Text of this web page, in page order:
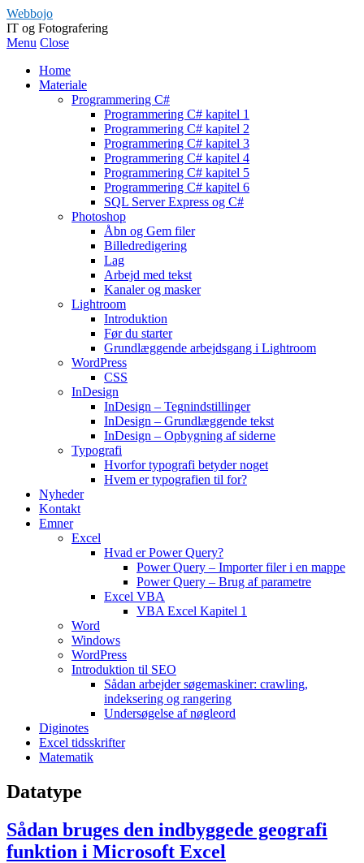
Webbojo
IT og Fotografering
Menu Close
Home
Materiale
Programmering C#
Programmering C# kapitel 1
Programmering C# kapitel 2
Programmering C# kapitel 3
Programmering C# kapitel 4
Programmering C# kapitel 5
Programmering C# kapitel 6
SQL Server Express og C#
Photoshop
Åbn og Gem filer
Billedredigering
Lag
Arbejd med tekst
Kanaler og masker
Lightroom
Introduktion
Før du starter
Grundlæggende arbejdsgang i Lightroom
WordPress
CSS
InDesign
InDesign – Tegnindstillinger
InDesign – Grundlæggende tekst
InDesign – Opbygning af siderne
Typografi
Hvorfor typografi betyder noget
Hvem er typografien til for?
Nyheder
Kontakt
Emner
Excel
Hvad er Power Query?
Power Query – Importer filer i en mappe
Power Query – Brug af parametre
Excel VBA
VBA Excel Kapitel 1
Word
Windows
WordPress
Introduktion til SEO
Sådan arbejder søgemaskiner: crawling,
indeksering og rangering
Undersøgelse af nøgleord
Diginotes
Excel tidsskrifter
Matematik
Datatype
Sådan bruges den indbyggede geografi
funktion i Microsoft Excel